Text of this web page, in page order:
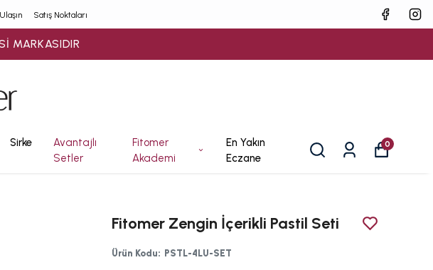
Satış Noktaları
Sirke
Avantajlı
Setler
Fitomer
Akademi
En Yakın
Eczane
0
Fitomer Zengin İçerikli Pastil Seti
Ürün Kodu: PSTL-4LU-SET